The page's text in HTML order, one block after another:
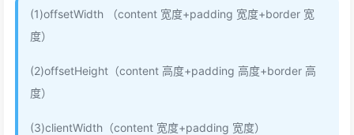
(1)offsetWidth （content 宽度+padding 宽度+border 宽
度）
(2)offsetHeight（content 高度+padding 高度+border 高
度）
(3)clientWidth（content 宽度+padding 宽度）